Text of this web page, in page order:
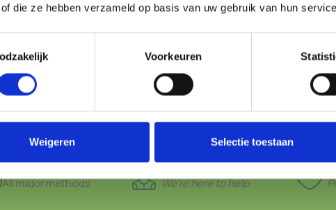
die ze hebben verzameld op basis van uw gebruik van hun
Voorkeuren
Weigeren Selectie toestaan
ONLINE PAYMENT
All major methods
24/7 SUPPORT
We’re here to help